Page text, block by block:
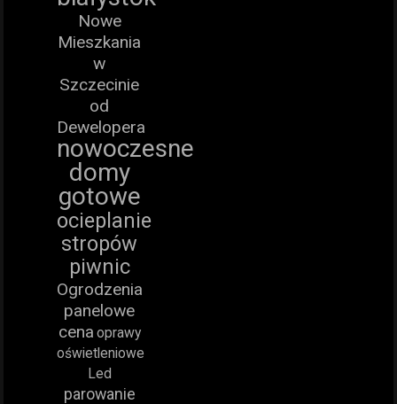
Nowe
Mieszkania
w
Szczecinie
od
Dewelopera
nowoczesne
domy
gotowe
ocieplanie
stropów
piwnic
Ogrodzenia
panelowe
cena oprawy
oświetleniowe
Led
parowanie